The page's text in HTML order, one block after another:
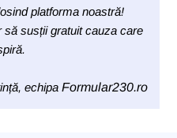
platforma noastră!
să susții gratuit cauza care
echipa Formular230.ro